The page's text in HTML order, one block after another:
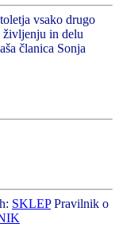
vsako drugo
življenju in delu
članica Sonja
SKLEPPravilnik o